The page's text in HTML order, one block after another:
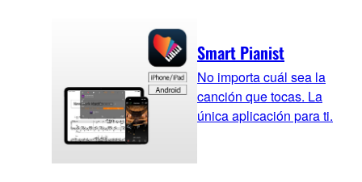
Smart Pianist
No importa cuál sea la
canción que tocas. La
única aplicación para ti.